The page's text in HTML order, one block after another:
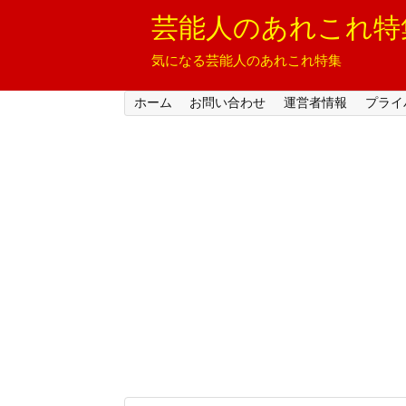
芸能人のあれこれ特
気になる芸能人のあれこれ特集
ホーム お問い合わせ 運営者情報 プラ